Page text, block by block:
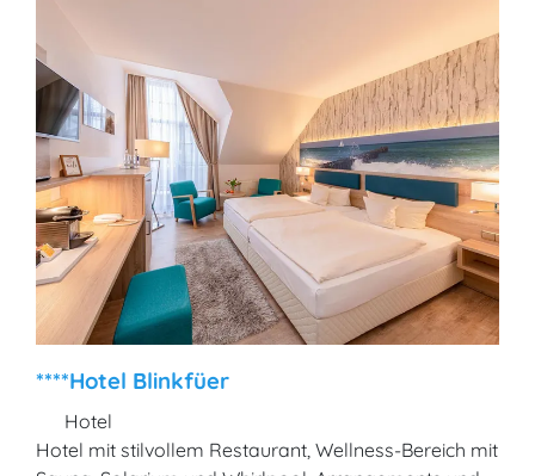
****Hotel Blinkfüer
Hotel
Hotel mit stilvollem Restaurant, Wellness-Bereich mit